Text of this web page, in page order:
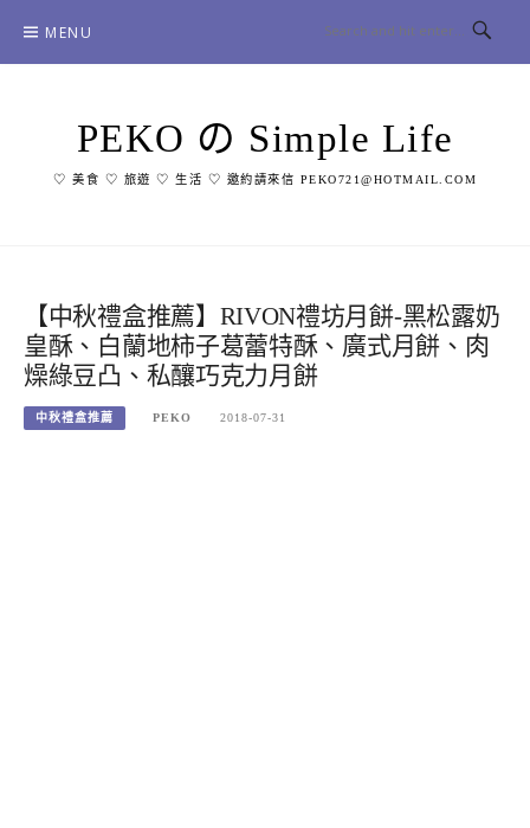
content
MENU
PEKO の Simple Life
♡ 美食 ♡ 旅遊 ♡ 生活 ♡ 邀約請來信 PEKO721@HOTMAIL.COM
【中秋禮盒推薦】RIVON禮坊月餅-黑松露奶
皇酥、白蘭地柿子葛蕾特酥、廣式月餅、肉
燥綠豆凸、私釀巧克力月餅
中秋禮盒推薦 PEKO 2018-07-31